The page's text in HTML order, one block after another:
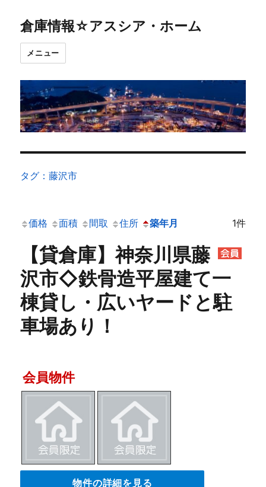
倉庫情報☆アスシア・ホーム
メニュー
タグ：藤沢市
価格 面積 間取 住所 築年月 1件
【貸倉庫】神奈川県藤
沢市◇鉄骨造平屋建て一
棟貸し・広いヤードと駐
車場あり！
会員物件
物件の詳細を見る